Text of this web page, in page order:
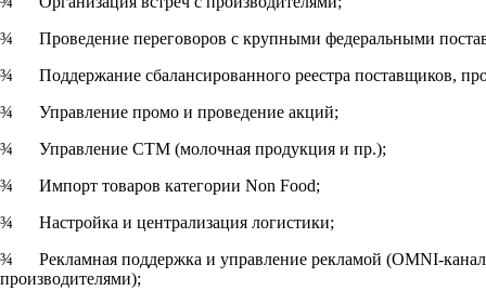
¾ Проведение переговоров с крупными федеральными
¾ Поддержание сбалансированного реестра поставщиков,
¾ Управление промо и проведение акций;
¾ Управление СТМ (молочная продукция и пр.);
¾ Импорт товаров категории Non Food;
¾ Настройка и централизация логистики;
¾ Рекламная поддержка и управление рекламой (OMNI-
производителями);